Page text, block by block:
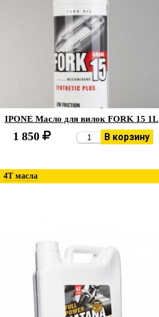
IPONE Масло для вилок FORK 15 1L
1 850 В корзину
4Т масла